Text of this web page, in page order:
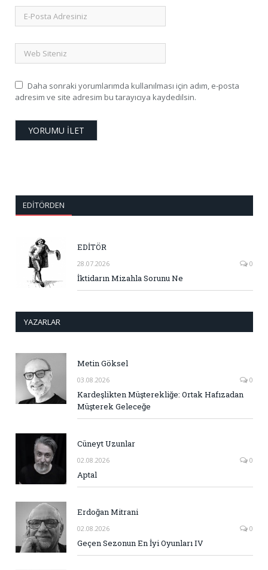
Daha sonraki yorumlarımda kullanılması için adım, e-posta
adresim ve site adresim bu tarayıcıya kaydedilsin.
EDITÖRDEN
EDİTÖR
28.07.2026 0
İktidarın Mizahla Sorunu Ne
YAZARLAR
Metin Göksel
03.08.2026 0
Kardeşlikten Müşterekliğe: Ortak Hafızadan
Müşterek Geleceğe
Cüneyt Uzunlar
02.08.2026 0
Aptal
Erdoğan Mitrani
02.08.2026 0
Geçen Sezonun En İyi Oyunları IV